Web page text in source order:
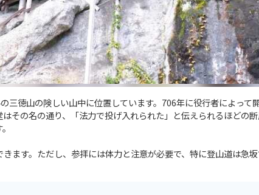
三徳山の険しい山中に位置しています。706年に役行者によって
その名の通り、「法力で投げ入れられた」と伝えられるほどの
ます。ただし、参拝には体力と注意が必要で、特に登山道は急